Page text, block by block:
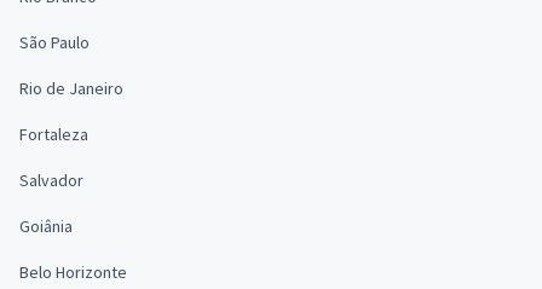
São Paulo
Rio de Janeiro
Fortaleza
Salvador
Goiânia
Belo Horizonte